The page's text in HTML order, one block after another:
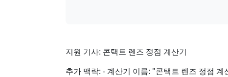
지원 기사: 콘택트 렌즈 정점 계산기
추가 맥락: - 계산기 이름: "콘택트 렌즈 정점